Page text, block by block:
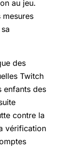
au jeu.
des
Twitch
enfants des
contre la
vérification